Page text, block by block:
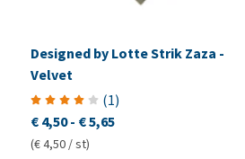
Designed by Lotte Strik Zaza -
Velvet
(1)
€ 4,50- € 5,65
(€ 4,50 / st)